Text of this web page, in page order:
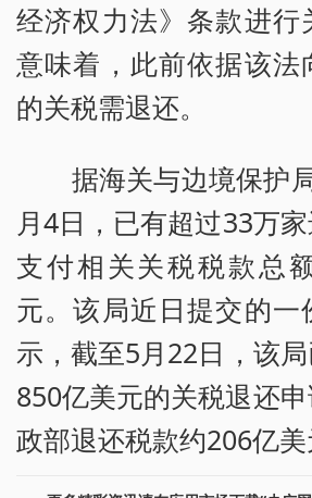
经济权力法》条款进行
意味着，此前依据该法
的关税需退还。
据海关与边境保护
月4日，已有超过33万
支付相关关税税款总
元。该局近日提交的一
示，截至5月22日，该
850亿美元的关税退还
政部退还税款约206亿美